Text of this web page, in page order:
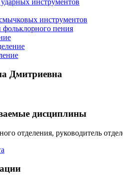
инструментов
фольклорного пения
Дмитриевна
дисциплины
отделения, руководитель